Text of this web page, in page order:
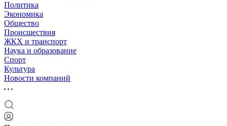
Политика
Экономика
Общество
Происшествия
ЖКХ и транспорт
Наука и образование
Спорт
Культура
Новости компаний